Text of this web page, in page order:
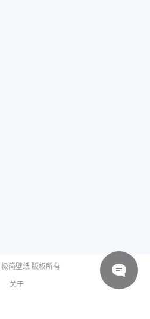
极简壁纸版权所有
关于